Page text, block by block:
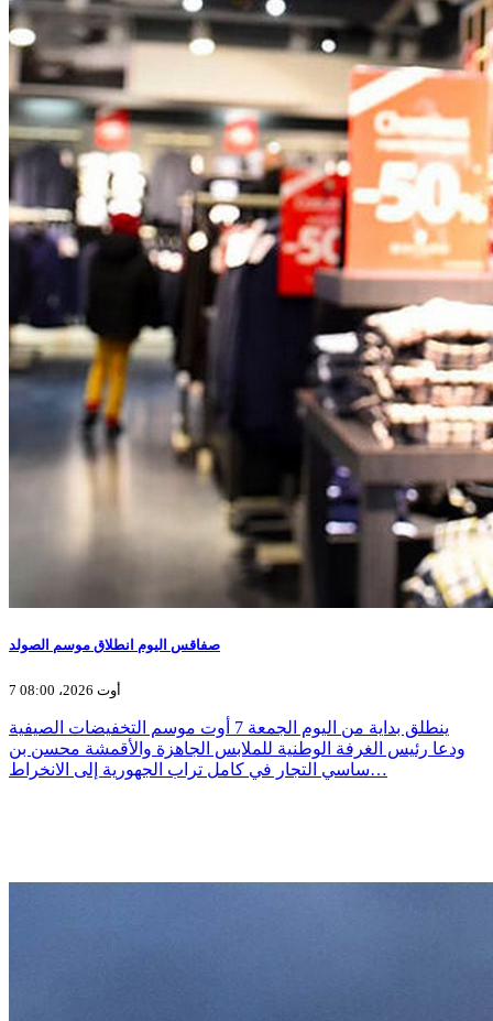
صفاقس اليوم انطلاق موسم الصولد
7 أوت 2026، 08:00
ينطلق بداية من اليوم الجمعة 7 أوت موسم التخفيضات الصيفية
ودعا رئيس الغرفة الوطنية للملابس الجاهزة والأقمشة محسن بن
ساسي التجار في كامل تراب الجهورية إلى الانخراط…